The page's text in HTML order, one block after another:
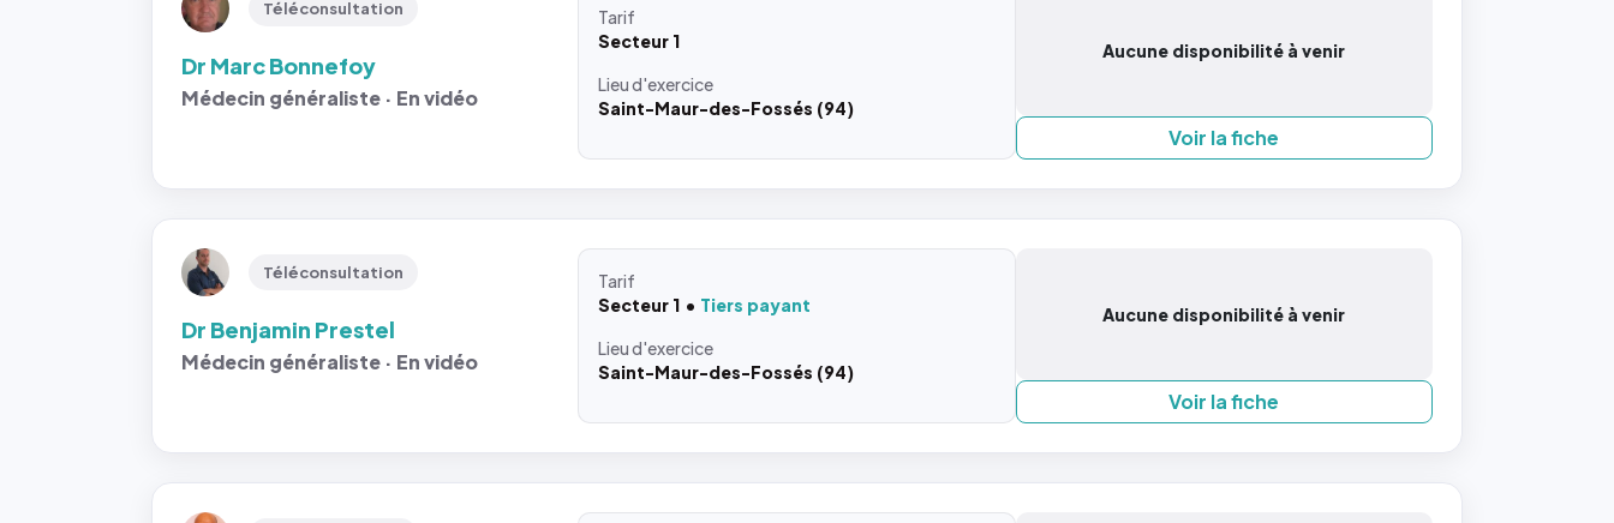
Téléconsultation
Dr Marc Bonnefoy
Médecin généraliste · En vidéo
Tarif
Secteur 1
Lieud'exercice
Saint-Maur-des-Fossés (94)
Aucune disponibilité à venir
Voir la fiche
Téléconsultation
Dr Benjamin Prestel
Médecin généraliste · En vidéo
Tarif
Secteur 1
Tiers payant
Lieud'exercice
Saint-Maur-des-Fossés (94)
Aucune disponibilité à venir
Voir la fiche